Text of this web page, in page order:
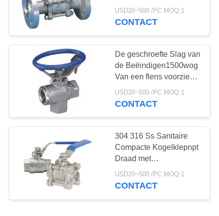
staal Ingepaste
Kogelklep van een flens
USD20~500 /PC MOQ:1
CONTACT
De geschroefte Slag van
de Beëindigen1500wog
Van een flens voorzien
Kogelklep - uit het
Ontwerp van de
USD20~500 /PC MOQ:1
CONTACT
304 316 Ss Sanitaire
Compacte Kogelklepnpt
Draad met
Spiraalvormige
Gekronkelde Pakking
USD20~500 /PC MOQ:1
CONTACT